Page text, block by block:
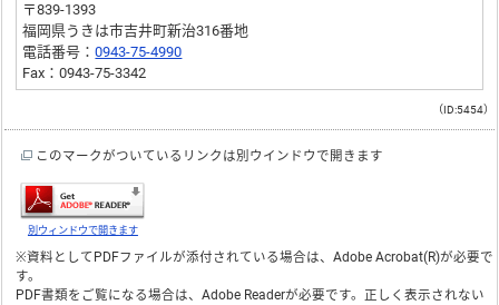
〒839-1393
福岡県うきは市吉井町新治316番地
電話番号：0943-75-4990
Fax：0943-75-3342
（ID:5454）
このマークがついているリンクは別ウインドウで開きます
別ウィンドウで開きます
※資料としてPDFファイルが添付されている場合は、Adobe Acrobat(R)が必要で
す。
PDF書類をご覧になる場合は、Adobe Readerが必要です。正しく表示されない